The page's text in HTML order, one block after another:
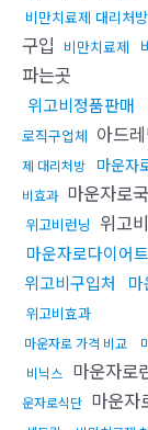
비만치료제 대리처방
구입 비만치료제
파는곳
위고비정품판매
로직구업체 아드
제 대리처방
마운자
비효과 마운자로
위고비런닝 위고
마운자로다이어
위고비구입처
위고비효과
마운자로 가격 비교
비닉스 마운자로
운자로식단 마운자